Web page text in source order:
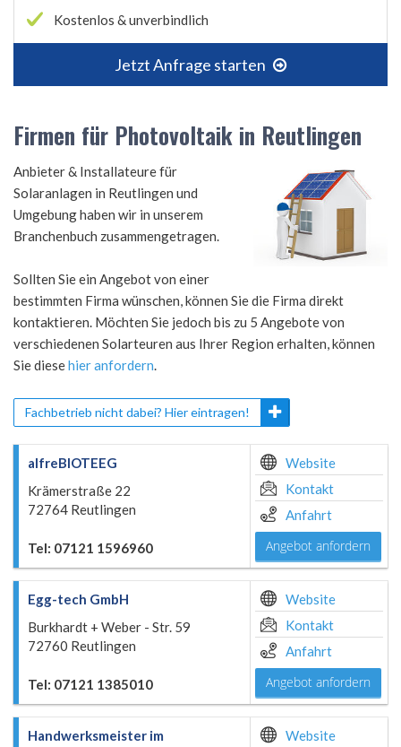
Kostenlos & unverbindlich
Jetzt Anfrage starten
Firmen für Photovoltaik in Reutlingen
Anbieter & Installateure für
Solaranlagen in Reutlingen und
Umgebung haben wir in unserem
Branchenbuch zusammengetragen.
Sollten Sie ein Angebot von einer
bestimmten Firma wünschen, können Sie die Firma direkt
kontaktieren. Möchten Sie jedoch bis zu 5 Angebote von
verschiedenen Solarteuren aus Ihrer Region erhalten, können
Sie diesehier anfordern.
Fachbetrieb nicht dabei? Hier eintragen!
alfreBIOTEEG
Krämerstraße 22
72764 Reutlingen
Tel: 07121 1596960
Website
Kontakt
Anfahrt
Angebot anfordern
Egg-tech GmbH
Burkhardt + Weber - Str. 59
72760 Reutlingen
Tel: 07121 1385010
Website
Kontakt
Anfahrt
Angebot anfordern
Handwerksmeister im
Website